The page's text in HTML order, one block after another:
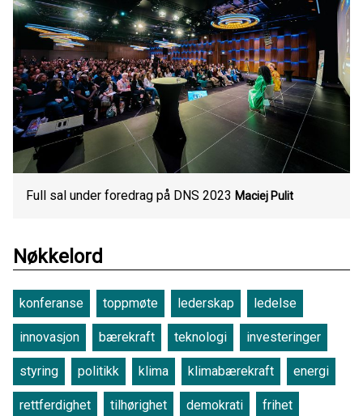
Full sal under foredrag på DNS 2023 Maciej Pulit
Nøkkelord
konferanse toppmøte lederskap ledelse
innovasjon bærekraft teknologi investeringer
styring politikk klima klimabærekraft energi
rettferdighet tilhørighet demokrati frihet